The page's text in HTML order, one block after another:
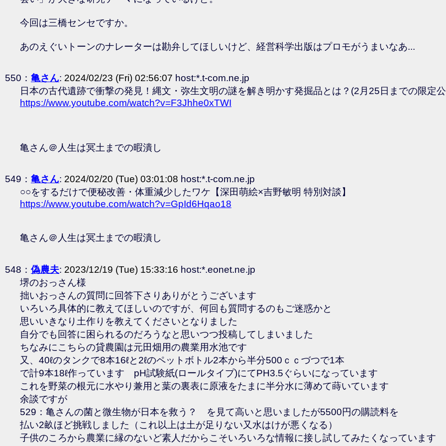
今回は三橋センセですか。
あのえぐいトーンのナレーターは勘弁してほしいけど、経営科学出版はプロモがうまいなあ...
550： 亀さん: 2024/02/23 (Fri) 02:56:07 host:*.t-com.ne.jp
日本の古代遺跡で衝撃の発見！縄文・弥生文明の謎を解き明かす発掘品とは？(2月25日までの限定
https://www.youtube.com/watch?v=F3Jhhe0xTWI
亀さん＠人生は冥土までの暇潰し
549： 亀さん: 2024/02/20 (Tue) 03:01:08 host:*.t-com.ne.jp
○○をするだけで便秘改善・体重減少したワケ【深田萌絵×吉野敏明 特別対談】
https://www.youtube.com/watch?v=GpId6Hqao18
亀さん＠人生は冥土までの暇潰し
548： 偽農夫: 2023/12/19 (Tue) 15:33:16 host:*.eonet.ne.jp
堺のおっさん様
拙いおっさんの質問に回答下さりありがとうございます
いろいろ具体的に教えてほしいのですが、何回も質問するのもご迷惑かと
思いいきなり土作りを教えてくださいとなりました
自分でも回答に困られるのだろうなと思いつつ投稿してしまいました
ちなみにこちらの貸農園は元田畑用の農業用水池です
又、40ℓのタンクで8本16ℓと2ℓのペットボトル2本から半分500ｃｃづつで1本
で計9本18ℓ作っています pH試験紙(ロールタイプ)にてPH3.5ぐらいになっています
これを野菜の根元に水やり兼用と葉の裏表に原液をたまに半分水に薄めて蒔いています
余談ですが
529：亀さんの菌と微生物が日本を救う？ を見て高いと思いましたが5500円の購読料を
払い2畝ほど挑戦しました（これ以上は土が足りない又水はけが悪くなる）
子供のころから農業に縁のないど素人だからこそいろいろな情報に接し試してみたくなっています